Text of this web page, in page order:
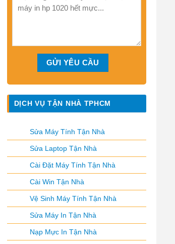
DỊCH VỤ TẬN NHÀ TPHCM
Sửa Máy Tính Tận Nhà
Sửa Laptop Tận Nhà
Cài Đặt Máy Tính Tận Nhà
Cài Win Tận Nhà
Vệ Sinh Máy Tính Tận Nhà
Sửa Máy In Tận Nhà
Nạp Mực In Tận Nhà